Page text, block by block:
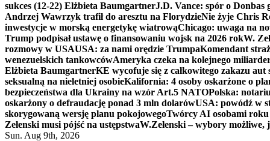
sukces (12-22) Elżbieta BaumgartnerJ.D. Vance: spór o Donbas
Andrzej Wawrzyk trafił do aresztu na FlorydzieNie żyje Chris
inwestycje w morską energetykę wiatrowąChicago: uwaga na
Trump podpisał ustawę o finansowaniu wojsk na 2026 rokW.
rozmowy w USAUSA: za nami orędzie TrumpaKomendant
wenezuelskich tankowcówAmeryka czeka na kolejnego
Elżbieta BaumgartnerKE wycofuje się z całkowitego zakazu aut
seksualną na nieletniej osobieKalifornia: 4 osoby oskarżone o
bezpieczeństwa dla Ukrainy na wzór Art.5 NATOPolska:
oskarżony o defraudację ponad 3 mln dolarówUSA: powódź w
skorygowaną wersję planu pokojowegoTwórcy AI osobami
Zełenski musi pójść na ustępstwaW.Zełenski – wybory możliwe,
Sun. Aug 9th, 2026